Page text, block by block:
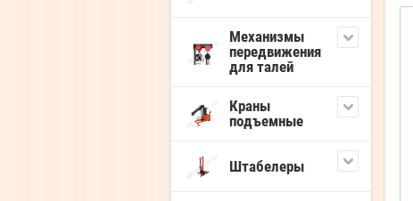
Механизмы
передвижения
для талей
Краны
подъемные
Штабелеры